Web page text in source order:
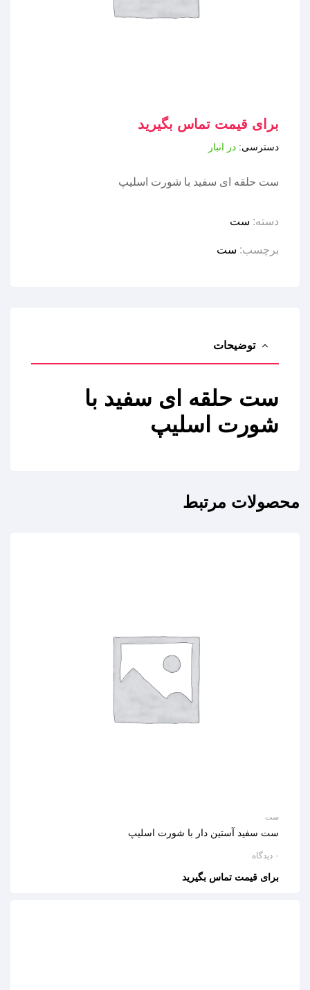
برای قیمت تماس بگیرید
دسترسی: در انبار
ست حلقه ای سفید با شورت اسلیپ
دسته: ست
برچسب: ست
توضیحات
ست حلقه ای سفید با
شورت اسلیپ
محصولات مرتبط
ست
ست سفید آستین دار با شورت اسلیپ
۰ دیدگاه
برای قیمت تماس بگیرید